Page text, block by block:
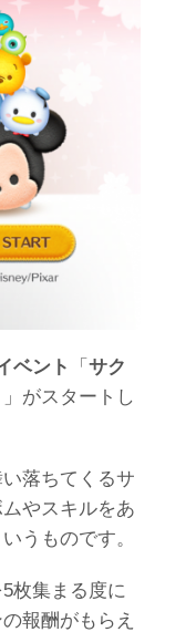
ベント 「 サク
」がスタートし
落ちてくるサ
やスキルをあ
うものです。
枚集まる度に
報酬がもらえ